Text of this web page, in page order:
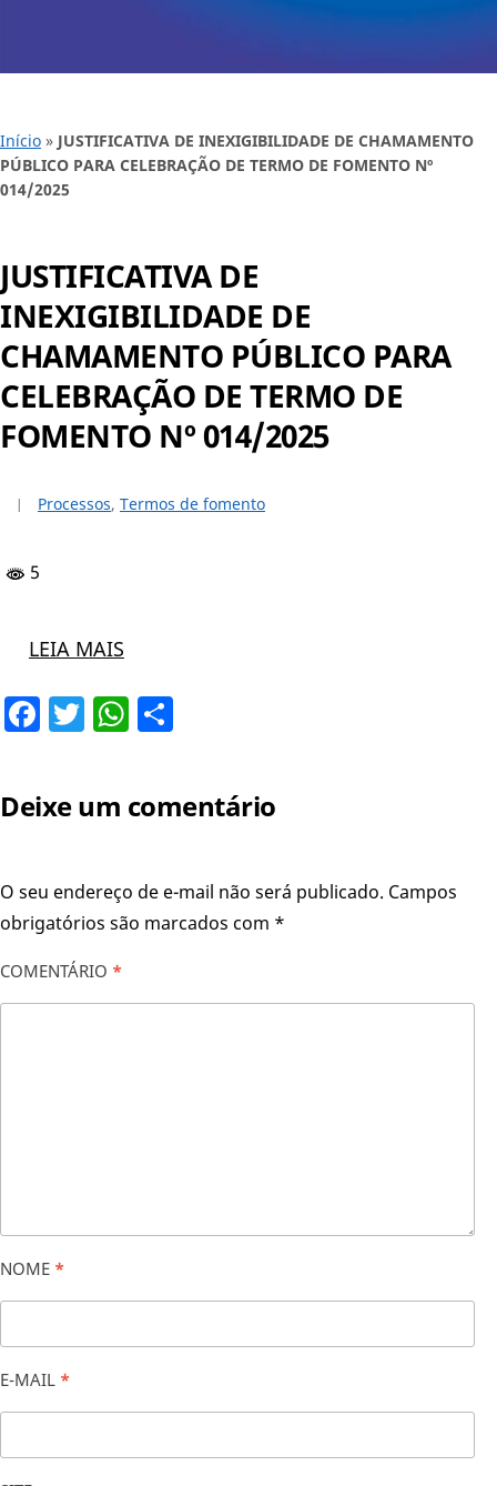
Início » JUSTIFICATIVA DE INEXIGIBILIDADE DE CHAMAMENTO
PÚBLICO PARA CELEBRAÇÃO DE TERMO DE FOMENTO Nº
014/2025
JUSTIFICATIVA DE
INEXIGIBILIDADE DE
CHAMAMENTO PÚBLICO PARA
CELEBRAÇÃO DE TERMO DE
FOMENTO Nº 014/2025
Processos, Termos de fomento
5
LEIA MAIS
Facebook
TwitterWhatsApp
Deixe um comentário
O seu endereço de e-mail não será publicado. Campos
obrigatórios são marcados com *
COMENTÁRIO *
NOME *
E-MAIL *